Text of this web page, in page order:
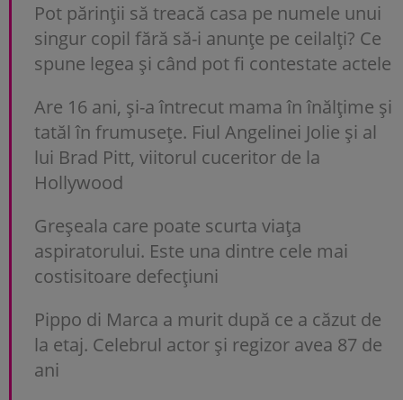
Pot părinții să treacă casa pe numele unui
singur copil fără să-i anunțe pe ceilalți? Ce
spune legea și când pot fi contestate actele
Are 16 ani, și-a întrecut mama în înălțime și
tatăl în frumusețe. Fiul Angelinei Jolie și al
lui Brad Pitt, viitorul cuceritor de la
Hollywood
Greșeala care poate scurta viața
aspiratorului. Este una dintre cele mai
costisitoare defecțiuni
Pippo di Marca a murit după ce a căzut de
la etaj. Celebrul actor și regizor avea 87 de
ani